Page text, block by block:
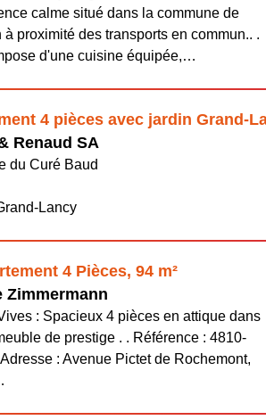
calme situé dans la commune de
à proximité des transports en commun.. .
d'une cuisine équipée,…
4 pièces avec jardin Grand-
Renaud SA
du Curé Baud
Lancy
4 Pièces, 94 m²
Zimmermann
: Spacieux 4 pièces en attique dans
de prestige . . Référence : 4810-
: Avenue Pictet de Rochemont,